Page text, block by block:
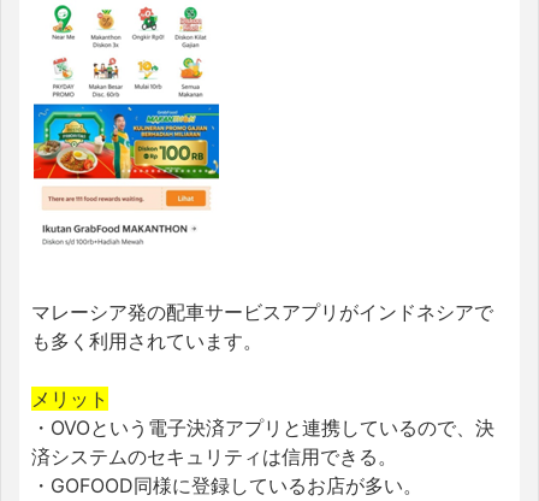
マレーシア発の配車サービスアプリがインドネシアで
も多く利用されています。
メリット
・OVOという電子決済アプリと連携しているので、決
済システムのセキュリティは信用できる。
・GOFOOD同様に登録しているお店が多い。